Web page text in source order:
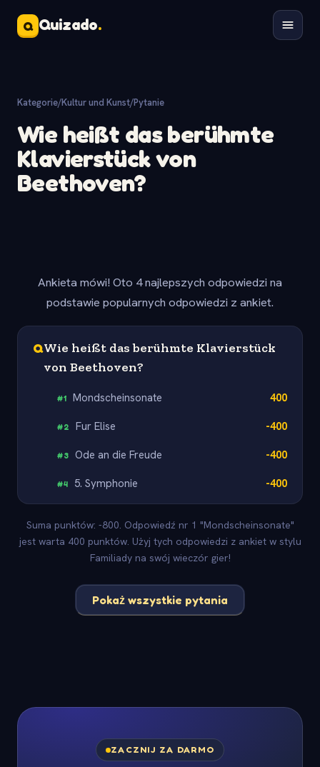
Q Quizado.
Kategorie/Kultur und Kunst/Pytanie
Wie heißt das berühmte
Klavierstück von
Beethoven?
Ankieta mówi! Oto 4 najlepszych odpowiedzi na
podstawie popularnych odpowiedzi z ankiet.
QWie heißt das berühmte Klavierstück
von Beethoven?
#1 Mondscheinsonate 400
#2 Fur Elise -400
#3 Ode an die Freude -400
#4 5. Symphonie -400
Suma punktów: -800. Odpowiedź nr 1 "Mondscheinsonate"
jest warta 400 punktów. Użyj tych odpowiedzi z ankiet w stylu
Familiady na swój wieczór gier!
Pokaż wszystkie pytania
ZACZNIJ ZA DARMO